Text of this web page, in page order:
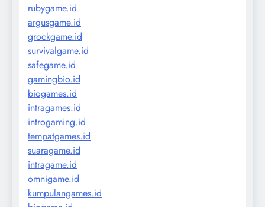
rubygame.id
argusgame.id
grockgame.id
survivalgame.id
safegame.id
gamingbio.id
biogames.id
intragames.id
introgaming.id
tempatgames.id
suaragame.id
intragame.id
omnigame.id
kumpulangames.id